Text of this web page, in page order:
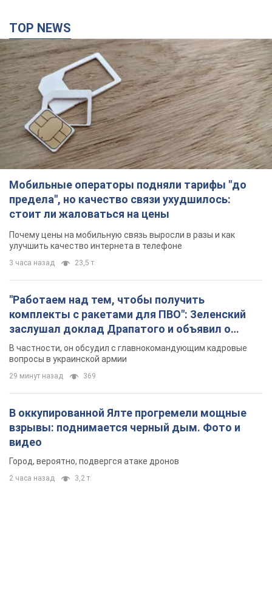
TOP NEWS
Мобильные операторы подняли тарифы "до
предела", но качество связи ухудшилось:
стоит ли жаловаться на цены
Почему цены на мобильную связь выросли в разы и как
улучшить качество интернета в телефоне
3 часа назад 23,5 т.
"Работаем над тем, чтобы получить
комплекты с ракетами для ПВО": Зеленский
заслушал доклад Драпатого и объявил о
новых мерах
В частности, он обсудил с главнокомандующим кадровые
вопросы в украинской армии
29 минут назад 369
В оккупированной Ялте прогремели мощные
взрывы: поднимается черный дым. Фото и
видео
Город, вероятно, подвергся атаке дронов
2 часа назад 3,2 т.